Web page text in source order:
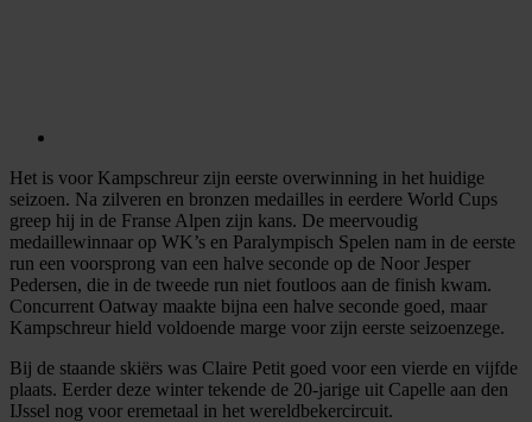
Het is voor Kampschreur zijn eerste overwinning in het huidige
seizoen. Na zilveren en bronzen medailles in eerdere World Cups
greep hij in de Franse Alpen zijn kans. De meervoudig
medaillewinnaar op WK’s en Paralympisch Spelen nam in de eerste
run een voorsprong van een halve seconde op de Noor Jesper
Pedersen, die in de tweede run niet foutloos aan de finish kwam.
Concurrent Oatway maakte bijna een halve seconde goed, maar
Kampschreur hield voldoende marge voor zijn eerste seizoenzege.
Bij de staande skiërs was Claire Petit goed voor een vierde en vijfde
plaats. Eerder deze winter tekende de 20-jarige uit Capelle aan den
IJssel nog voor eremetaal in het wereldbekercircuit.